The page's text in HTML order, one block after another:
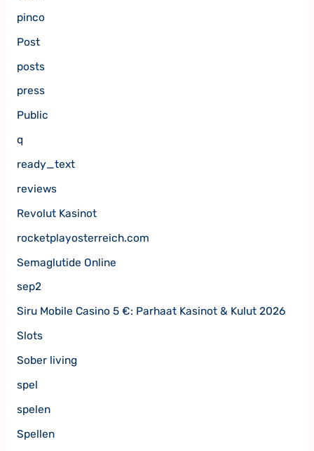
pinco
Post
posts
press
Public
q
ready_text
reviews
Revolut Kasinot
rocketplayosterreich.com
Semaglutide Online
sep2
Siru Mobile Casino 5 €: Parhaat Kasinot & Kulut 2026
Slots
Sober living
spel
spelen
Spellen